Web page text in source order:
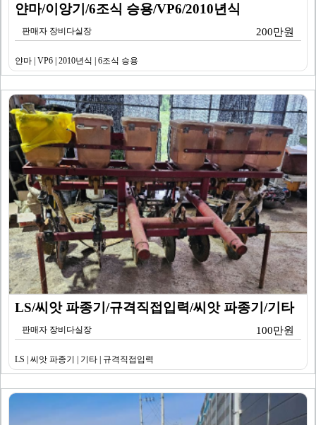
얀마/이앙기/6조식 승용/VP6/2010년식
판매자 장비다실장 200만원
얀마 | VP6 | 2010년식 | 6조식 승용
LS/씨앗 파종기/규격직접입력/씨앗 파종기/기타
판매자 장비다실장 100만원
LS | 씨앗 파종기 | 기타 | 규격직접입력